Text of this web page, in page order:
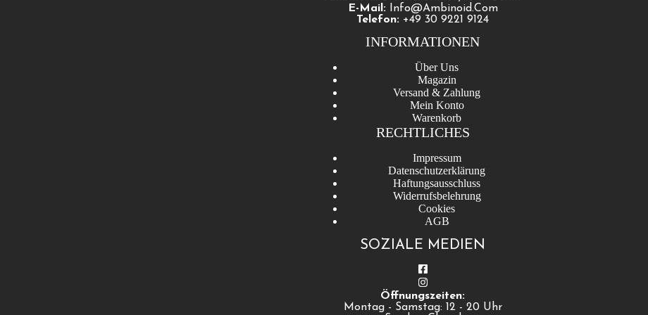
E-Mail:
Info@ambinoid.com
Telefon: +49 30 9221 9124
INFORMATIONEN
Über Uns
Magazin
Versand & Zahlung
Mein Konto
Warenkorb
RECHTLICHES
Impressum
Datenschutzerklärung
Haftungsausschluss
Widerrufsbelehrung
Cookies
AGB
SOZIALE MEDIEN
Öffnungszeiten:
Montag - Samstag: 12 - 20 Uhr